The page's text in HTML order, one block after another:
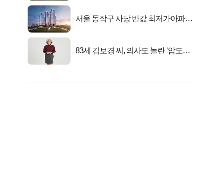
서울 동작구 사당 반값 최저가아파트
83세 김보경 씨, 의사도 놀란 ‘압도적